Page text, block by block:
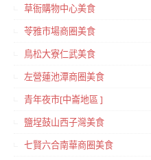
草衙購物中心美食
苓雅市場商圈美食
鳥松大寮仁武美食
左營蓮池潭商圈美食
青年夜市[中崙地區 ]
鹽埕鼓山西子灣美食
七賢六合南華商圈美食